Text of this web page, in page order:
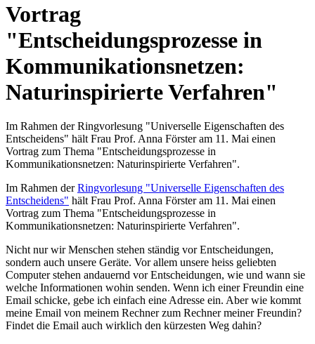
Vortrag
"Entscheidungsprozesse in
Kommunikationsnetzen:
Naturinspirierte Verfahren"
Im Rahmen der Ringvorlesung "Universelle Eigenschaften des
Entscheidens" hält Frau Prof. Anna Förster am 11. Mai einen
Vortrag zum Thema "Entscheidungsprozesse in
Kommunikationsnetzen: Naturinspirierte Verfahren".
Im Rahmen derRingvorlesung "Universelle Eigenschaften des
Entscheidens" hält Frau Prof. Anna Förster am 11. Mai einen
Vortrag zum Thema "Entscheidungsprozesse in
Kommunikationsnetzen: Naturinspirierte Verfahren".
Nicht nur wir Menschen stehen ständig vor Entscheidungen,
sondern auch unsere Geräte. Vor allem unsere heiss geliebten
Computer stehen andauernd vor Entscheidungen, wie und wann sie
welche Informationen wohin senden. Wenn ich einer Freundin eine
Email schicke, gebe ich einfach eine Adresse ein. Aber wie kommt
meine Email von meinem Rechner zum Rechner meiner Freundin?
Findet die Email auch wirklich den kürzesten Weg dahin?